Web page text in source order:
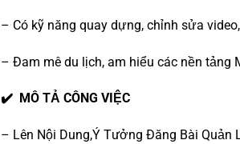
– Có kỹ năng quay dựng, chỉnh sửa
– Đam mê du lịch, am hiểu các nền tảng
✔️ MÔ TẢ CÔNG VIỆC
– Lên Nội Dung,Ý Tưởng Đăng Bài Quản